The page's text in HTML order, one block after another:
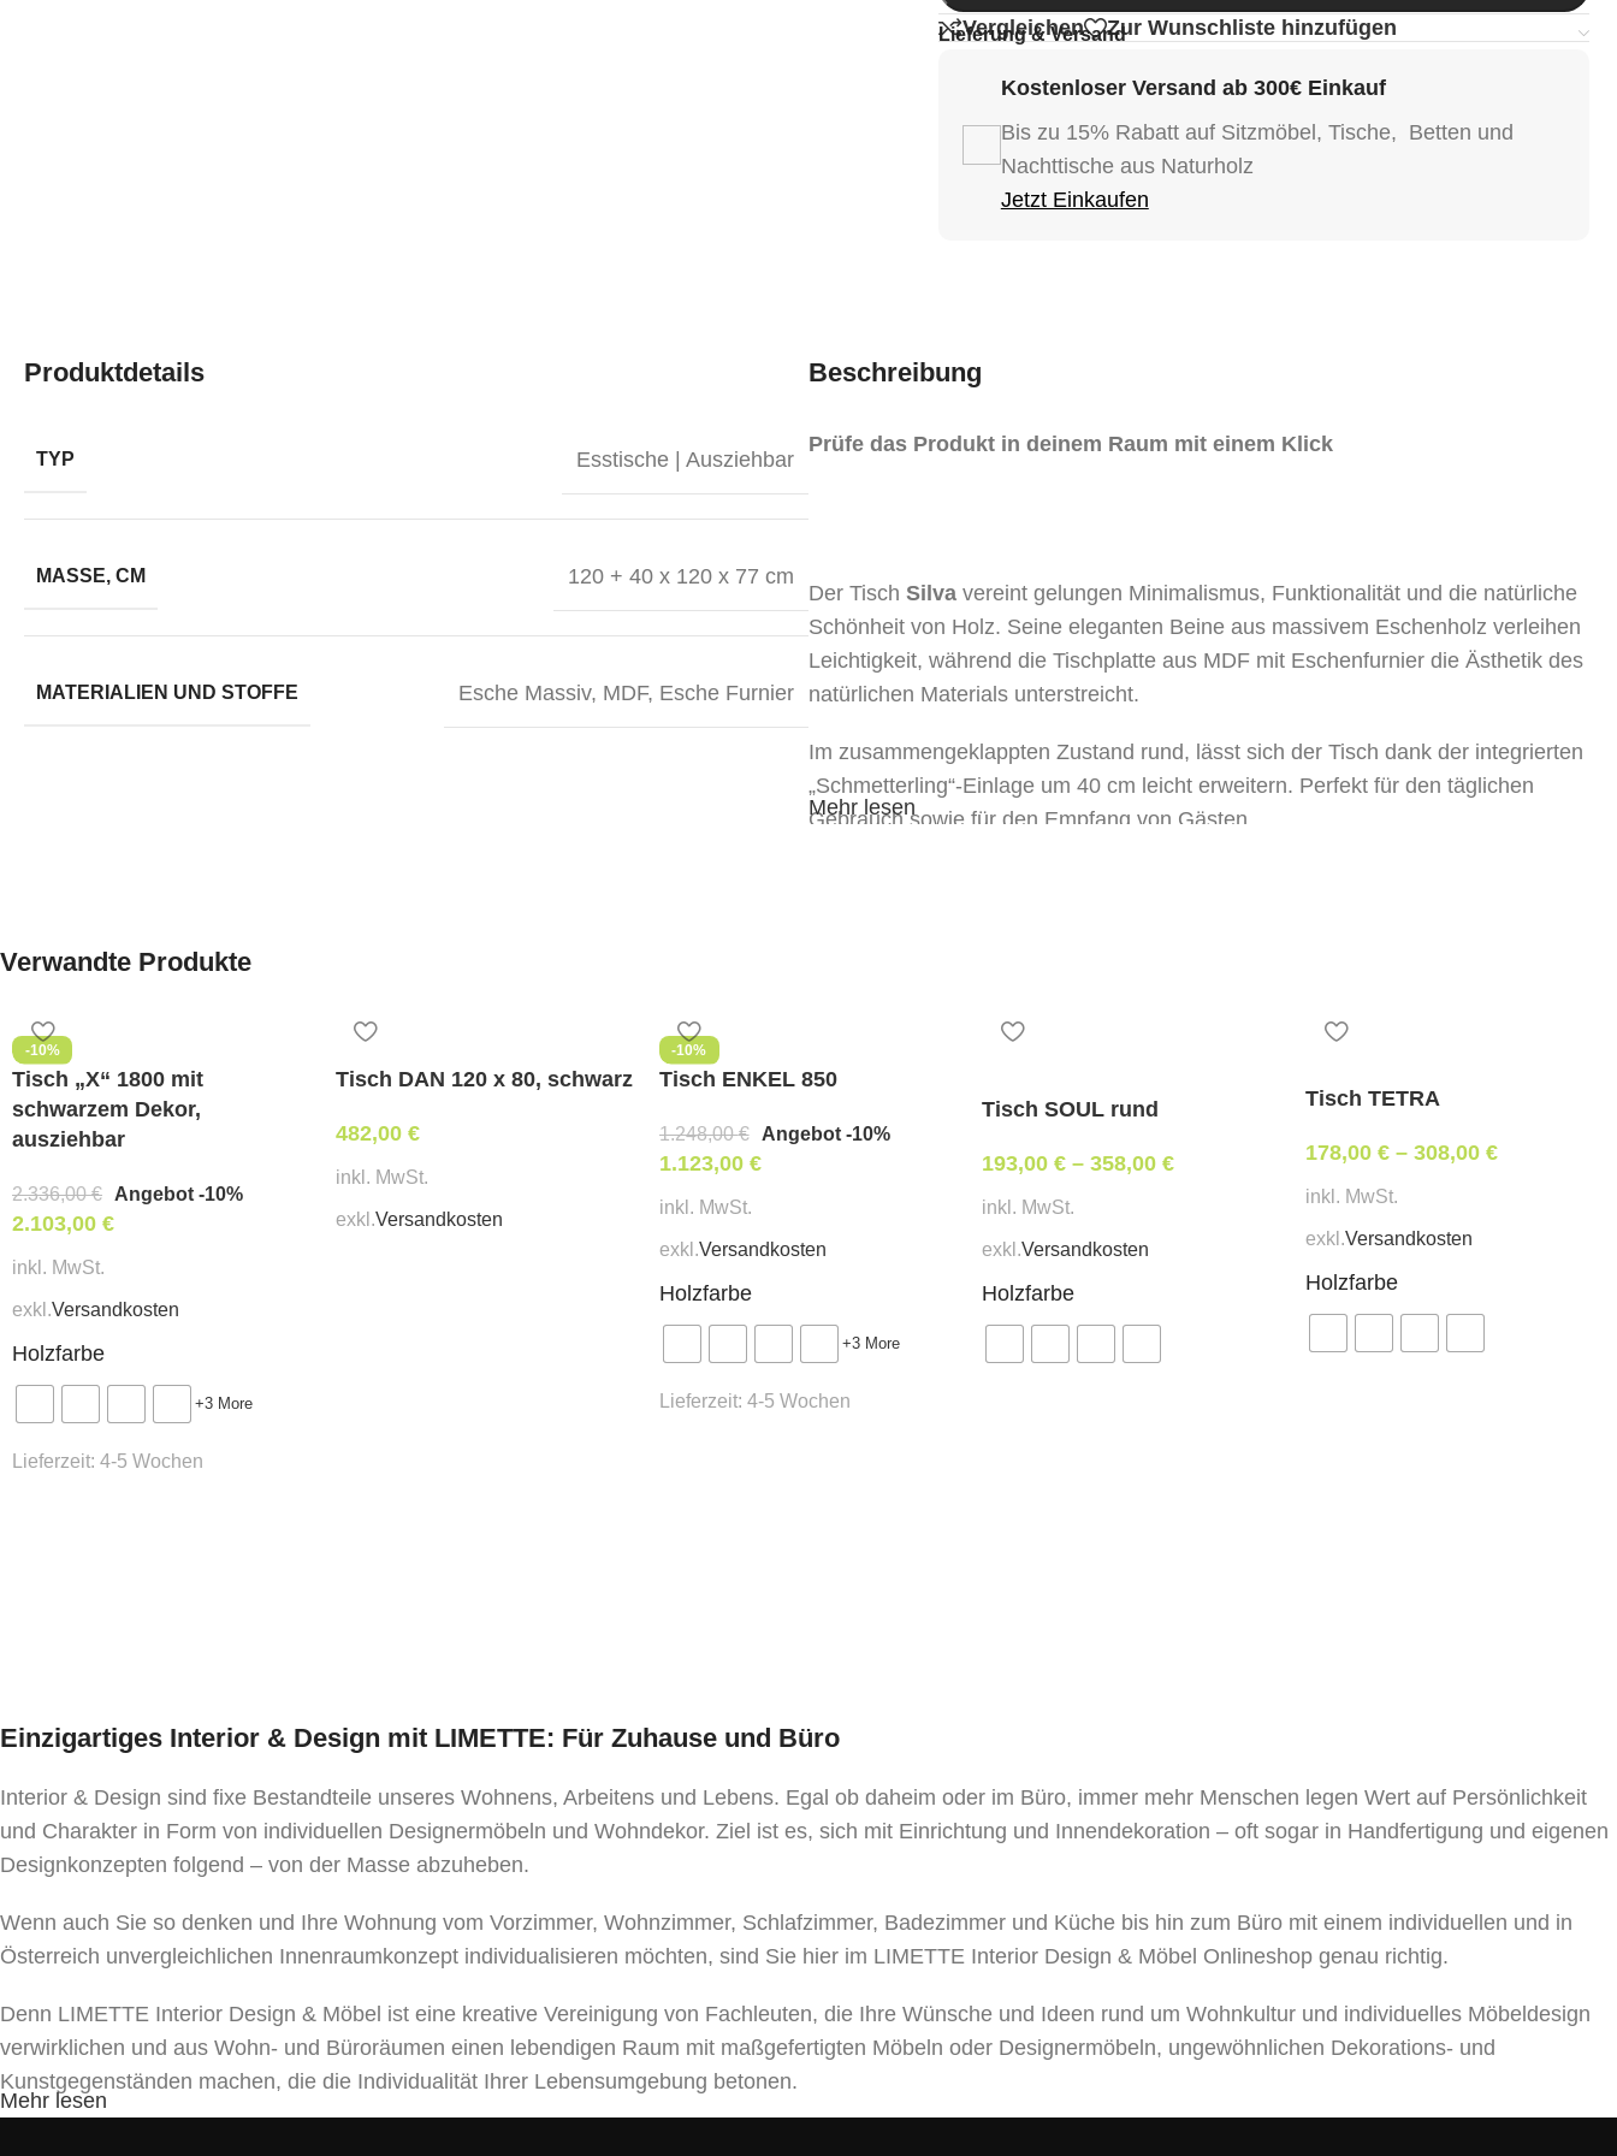
Vergleichen Zur Wunschliste hinzufügen
Lieferung & Versand
Kostenloser Versand ab 300€ Einkauf
Bis zu 15% Rabatt auf Sitzmöbel, Tische, Betten und
Nachttische aus Naturholz
Jetzt Einkaufen
Produktdetails
TYP Esstische | Ausziehbar
MASSE, CM 120 + 40 x 120 x 77 cm
MATERIALIEN UND STOFFE Esche Massiv, MDF, Esche Furnier
Beschreibung
Prüfe das Produkt in deinem Raum mit einem Klick
Der Tisch Silva vereint gelungen Minimalismus, Funktionalität und die natürliche
Schönheit von Holz. Seine eleganten Beine aus massivem Eschenholz verleihen
Leichtigkeit, während die Tischplatte aus MDF mit Eschenfurnier die Ästhetik des
natürlichen Materials unterstreicht.
Im zusammengeklappten Zustand rund, lässt sich der Tisch dank der integrierten
„Schmetterling“-Einlage um 40 cm leicht erweitern. Perfekt für den täglichen
Gebrauch sowie für den Empfang von Gästen.
: Massivholz Esche
: „Schmetterling“-Einlage
Mehr lesen
Verwandte Produkte
-10%
Tisch „X“ 1800 mit
schwarzem Dekor,
ausziehbar
2.336,00€ Angebot -10%
2.103,00 €
inkl. MwSt.
exkl.Versandkosten
Holzfarbe
+3 More
Lieferzeit: 4-5 Wochen
Tisch DAN 120 x 80, schwarz
482,00 €
inkl. MwSt.
exkl.Versandkosten
-10%
Tisch ENKEL 850
1.248,00€ Angebot -10%
1.123,00 €
inkl. MwSt.
exkl.Versandkosten
Holzfarbe
+3 More
Lieferzeit: 4-5 Wochen
Tisch SOUL rund
193,00€ –358,00€
inkl. MwSt.
exkl.Versandkosten
Holzfarbe
Tisch TETRA
178,00€ –308,00€
inkl. MwSt.
exkl.Versandkosten
Holzfarbe
Einzigartiges Interior & Design mit LIMETTE: Für Zuhause und Büro
Interior & Design sind fixe Bestandteile unseres Wohnens, Arbeitens und Lebens. Egal ob daheim oder im Büro, immer mehr Menschen legen Wert auf Persönlichkeit
und Charakter in Form von individuellen Designermöbeln und Wohndekor. Ziel ist es, sich mit Einrichtung und Innendekoration – oft sogar in Handfertigung und eigenen
Designkonzepten folgend – von der Masse abzuheben.
Wenn auch Sie so denken und Ihre Wohnung vom Vorzimmer, Wohnzimmer, Schlafzimmer, Badezimmer und Küche bis hin zum Büro mit einem individuellen und in
Österreich unvergleichlichen Innenraumkonzept individualisieren möchten, sind Sie hier im LIMETTE Interior Design & Möbel Onlineshop genau richtig.
Denn LIMETTE Interior Design & Möbel ist eine kreative Vereinigung von Fachleuten, die Ihre Wünsche und Ideen rund um Wohnkultur und individuelles Möbeldesign
verwirklichen und aus Wohn- und Büroräumen einen lebendigen Raum mit maßgefertigten Möbeln oder Designermöbeln, ungewöhnlichen Dekorations- und
Kunstgegenständen machen, die die Individualität Ihrer Lebensumgebung betonen.
Mehr lesen